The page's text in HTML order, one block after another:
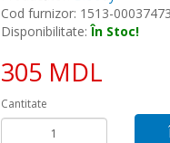
Cod furnizor: 1513-00037473
Disponibilitate:În Stoc!
305 MDL
Cantitate